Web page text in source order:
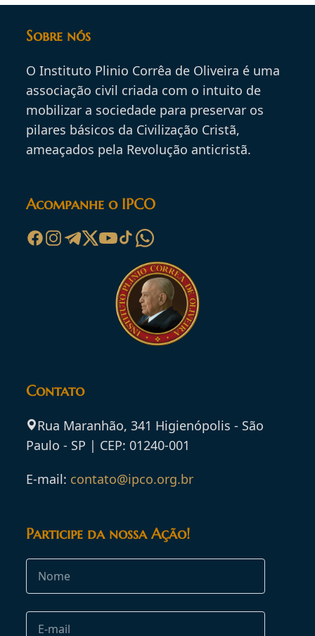
Sobre nós
O Instituto Plinio Corrêa de Oliveira é uma
associação civil criada com o intuito de
mobilizar a sociedade para preservar os
pilares básicos da Civilização Cristã,
ameaçados pela Revolução anticristã.
Acompanhe o IPCO
Contato
Rua Maranhão, 341 Higienópolis - São
Paulo - SP | CEP: 01240-001
E-mail: contato@ipco.org.br
Participe da nossa Ação!